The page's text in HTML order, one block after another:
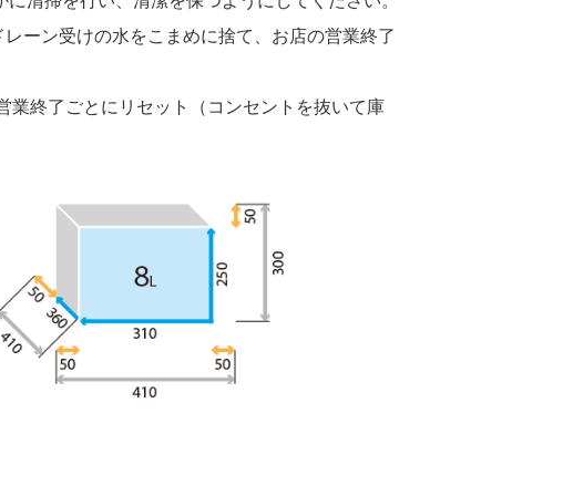
ーン受けの水をこまめに捨て、お店の営業終了
終了ごとにリセット（コンセントを抜いて庫